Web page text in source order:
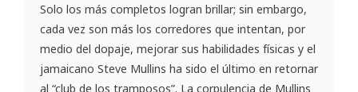
Solo los más completos logran brillar; sin embargo,
cada vez son más los corredores que intentan, por
medio del dopaje, mejorar sus habilidades físicas y el
jamaicano Steve Mullins ha sido el último en retornar
al “club de los tramposos”. La corpulencia de Mullins